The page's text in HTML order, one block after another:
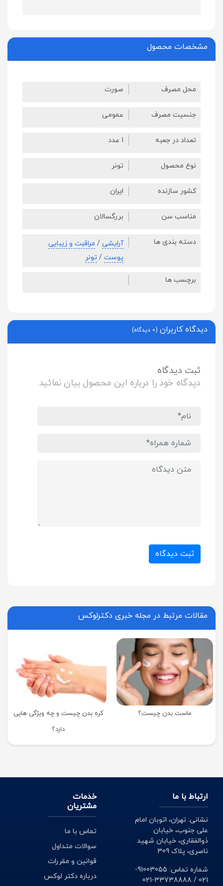
مشخصات محصول
محل مصرف صورت
جنسیت مصرف عمومی
تعداد در جعبه 1 عدد
نوع محصول تونر
کشور سازنده ایران
مناسب سن بررگسالان
دسته بندی ها آرایشی / مراقبت و زیبایی
پوست / تونر
برچسب ها
دیدگاه کاربران (0 دیدگاه)
ثبت دیدگاه
دیدگاه خود را درباره این محصول بیان نمائید
ثبت دیدگاه
مقالات مرتبط در مجله خبری دکترلوکس
ماست بدن چیست؟
کره بدن چیست و چه ویژگی هایی
دارد؟
ارتباط با ما
نشانی: تهران، اتوبان امام
علی جنوب، خیابان
ذوالفقاری، خیابان شهید
ناصری، پلاک 309
شماره تماس: 91003055-
021 / 33738888-021
خدمات
مشتریان
تماس با ما
سوالات متداول
قوانین و مقررات
درباره دکتر لوکس